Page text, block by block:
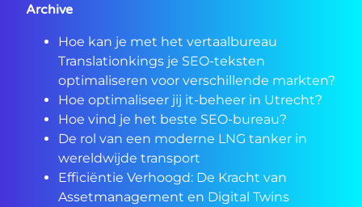
Archive
Hoe kan je met het vertaalbureau
Translationkings je SEO-teksten
optimaliseren voor verschillende markten?
Hoe optimaliseer jij it-beheer in Utrecht?
Hoe vind je het beste SEO-bureau?
De rol van een moderne LNG tanker in
wereldwijde transport
Efficiëntie Verhoogd: De Kracht van
Assetmanagement en Digital Twins